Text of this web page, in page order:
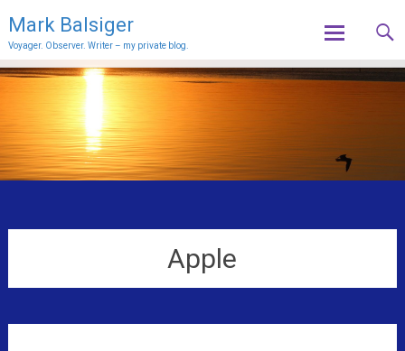
Mark Balsiger
Voyager. Observer. Writer – my private blog.
Skip
to
Apple